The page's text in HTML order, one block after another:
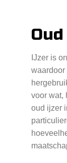
IJzer is
waardoor
voor wat,
oud ijzer